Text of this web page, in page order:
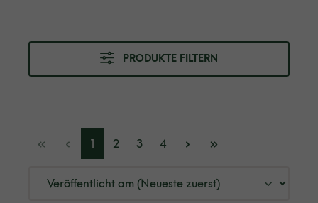
PRODUKTE FILTERN
1 2 3 4